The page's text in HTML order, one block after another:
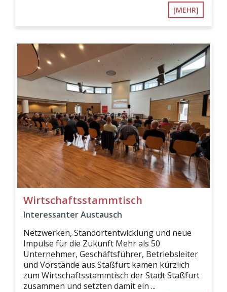
[MEHR]
Wirtschaftsstammtisch
Interessanter Austausch
Netzwerken, Standortentwicklung und neue
Impulse für die Zukunft Mehr als 50
Unternehmer, Geschäftsführer, Betriebsleiter
und Vorstände aus Staßfurt kamen kürzlich
zum Wirtschaftsstammtisch der Stadt Staßfurt
zusammen und setzten damit ein ...